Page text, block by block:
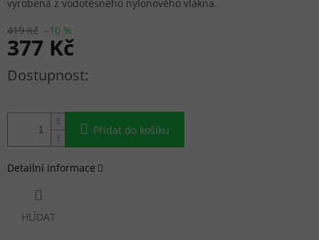
419 Kč –10 %
377 Kč
Měrná cena:
Přidat do košíku
vyrobená z vodotěsného nylonového vlákna.
Detailní informace
HLÍDAT